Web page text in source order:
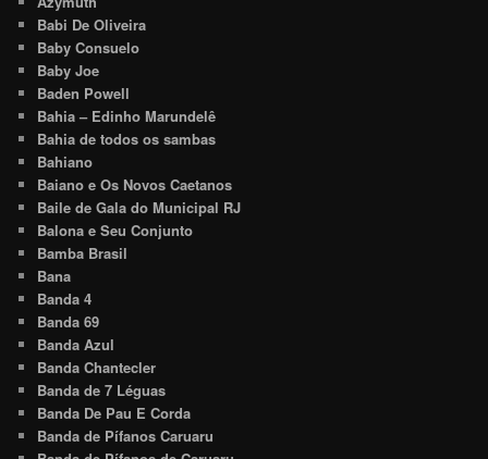
Babi De Oliveira
Baby Consuelo
Baby Joe
Baden Powell
Bahia – Edinho Marundelê
Bahia de todos os sambas
Bahiano
Baiano e Os Novos Caetanos
Baile de Gala do Municipal RJ
Balona e Seu Conjunto
Bamba Brasil
Bana
Banda 4
Banda 69
Banda Azul
Banda Chantecler
Banda de 7 Léguas
Banda De Pau E Corda
Banda de Pífanos Caruaru